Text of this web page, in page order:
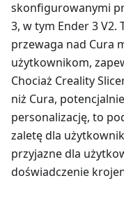
skonfigurowanymi
3, w tym Ender 3
przewaga nad Cura
użytkownikom,
Chociaż Creality
niż Cura,
personalizację, to
zaletę dla
przyjazne dla
doświadczenie